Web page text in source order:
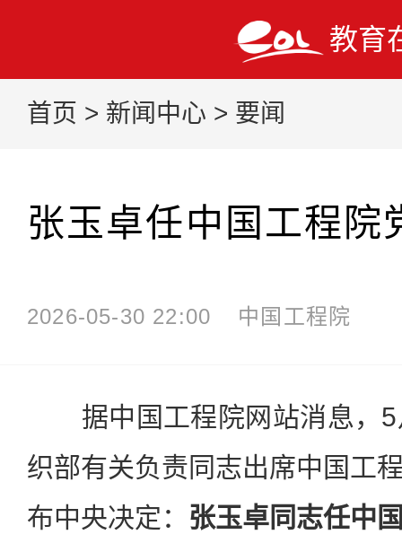
教育
首页 > 新闻中心 > 要闻
张玉卓任中国工程院
2026-05-30 22:00 中国工程院
据中国工程院网站消息，5
织部有关负责同志出席中国工
布中央决定： 张玉卓同志任中